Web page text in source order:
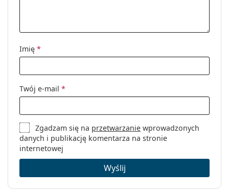
Imię *
Twój e-mail *
Zgadzam się na przetwarzanie wprowadzonych
danych i publikację komentarza na stronie
internetowej
Wyślij